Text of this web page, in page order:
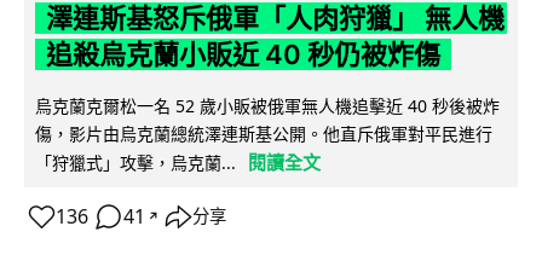
澤連斯基怒斥俄軍「人肉狩獵」 無人機
追殺烏克蘭小販近 40 秒仍被炸傷
烏克蘭克爾松一名 52 歲小販被俄軍無人機追擊近 40 秒後被炸
傷，影片由烏克蘭總統澤連斯基公開。他直斥俄軍對平民進行
「狩獵式」攻擊，烏克蘭...
閱讀全文
136 41 ↗ 分享